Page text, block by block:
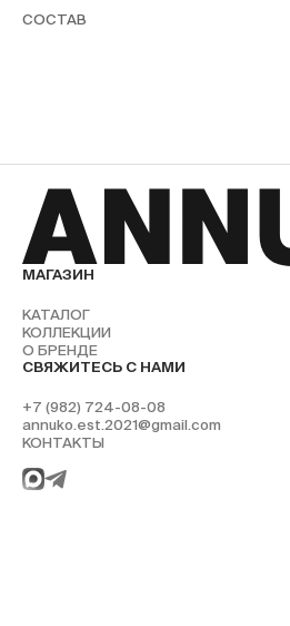
СОСТАВ
МАГАЗИН
КАТАЛОГ
КОЛЛЕКЦИИ
О БРЕНДЕ
СВЯЖИТЕСЬ С НАМИ
+7 (982) 724-08-08
annuko.est.2021@gmail.com
КОНТАКТЫ